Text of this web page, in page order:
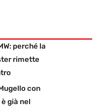
perché la
rimette
con
già nel